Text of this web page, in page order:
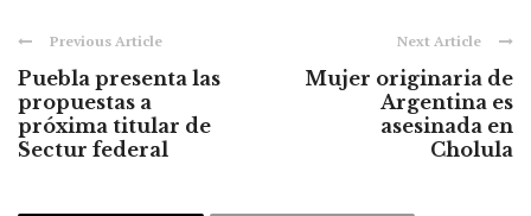
Previous Article
Puebla presenta las
propuestas a
próxima titular de
Sectur federal
Next Article
Mujer originaria de
Argentina es
asesinada en
Cholula